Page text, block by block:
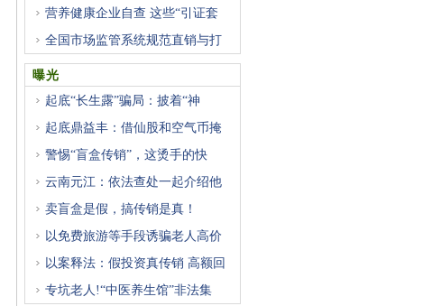
营养健康企业自查 这些“引证套
全国市场监管系统规范直销与打
曝光
起底“长生露”骗局：披着“神
起底鼎益丰：借仙股和空气币掩
警惕“盲盒传销”，这烫手的快
云南元江：依法查处一起介绍他
卖盲盒是假，搞传销是真！
以免费旅游等手段诱骗老人高价
以案释法：假投资真传销 高额回
专坑老人!“中医养生馆”非法集